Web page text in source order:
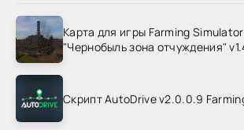
Карта для игры Farming Simulator
"Чернобыль зона отчуждения"
Скрипт AutoDrive v2.0.0.9